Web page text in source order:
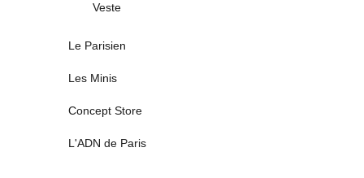
Veste
Le Parisien
Les Minis
Concept Store
L'ADN de Paris